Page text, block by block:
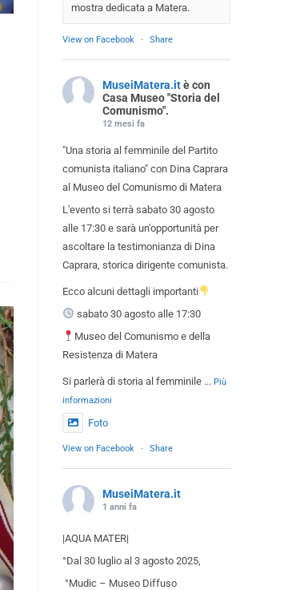
mostra dedicata a Matera.
View on Facebook · Share
MuseiMatera.itè con
Casa Museo "Storia del
Comunismo".
12 mesi fa
"Una storia al femminile del Partito
comunista italiano" con Dina Caprara
al Museo del Comunismo di Matera
L'evento si terrà sabato 30 agosto
alle 17:30 e sarà un'opportunità per
ascoltare la testimonianza di Dina
Caprara, storica dirigente comunista.
Ecco alcuni dettagli importanti
sabato 30 agosto alle 17:30
Museo del Comunismo e della
Resistenza di Matera
Si parlerà di storia al femminile ... Più
informazioni
Foto
View on Facebook · Share
MuseiMatera.it
1 anni fa
|AQUA MATER|
°Dal 30 luglio al 3 agosto 2025,
°Mudic – Museo Diffuso